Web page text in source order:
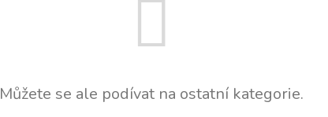
Můžete se ale podívat na ostatní kategorie.